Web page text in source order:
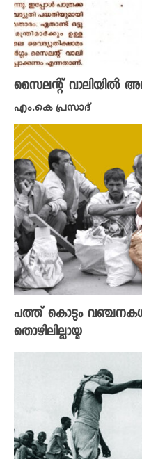
സൈലന്റ് വാലിയിൽ
എം.കെ പ്രസാദ്
പത്ത് കൊടും വഞ്ചനകൾ:
തൊഴിലില്ലായ്മ